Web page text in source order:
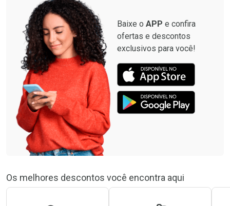
Baixe o APP e confira
ofertas e descontos
exclusivos para você!
Os melhores descontos você encontra aqui